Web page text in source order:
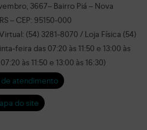
3667– Bairro Piá – Nova
– CEP: 95150-000
(54) 3281-8070 / Loja Física (54)
feira das 07:20 às 11:50 e 13:00 às
às 11:50 e 13:00 às 16:30)
atendimento
do site